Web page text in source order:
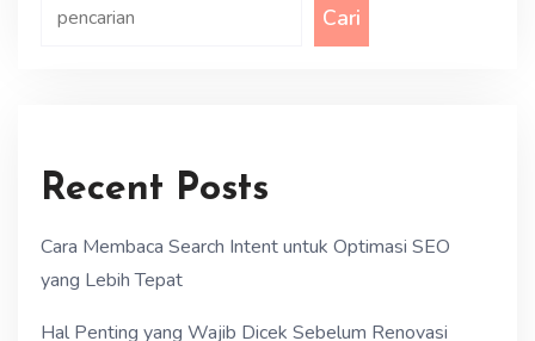
Cari
Recent Posts
Cara Membaca Search Intent untuk Optimasi SEO
yang Lebih Tepat
Hal Penting yang Wajib Dicek Sebelum Renovasi